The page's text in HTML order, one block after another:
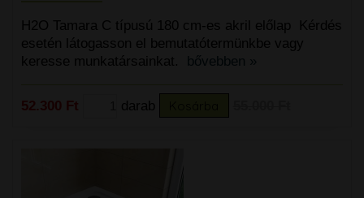
H2O Tamara C típusú 180 cm-es akril előlap Kérdés
esetén látogasson el bemutatótermünkbe vagy
keresse munkatársainkat.
bővebben »
52.300 Ft darab